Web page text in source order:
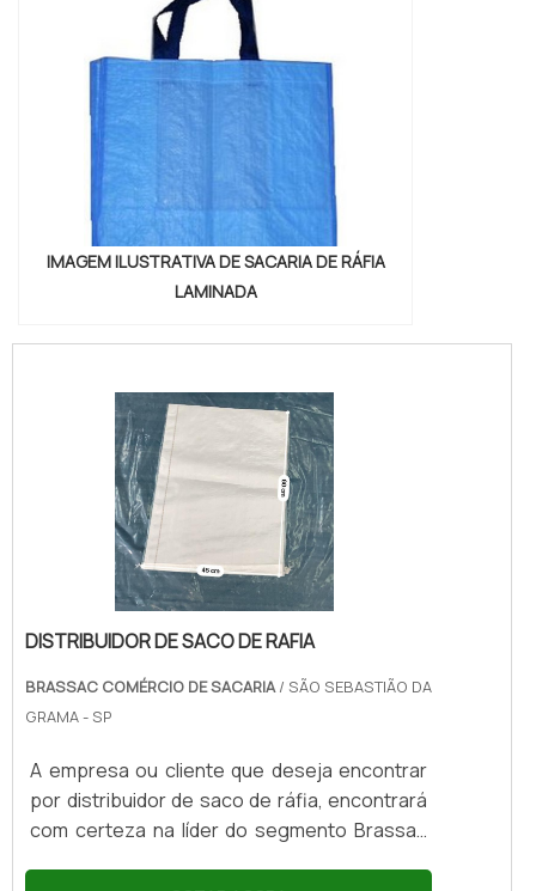
IMAGEM ILUSTRATIVA DE SACARIA DE RÁFIA
LAMINADA
DISTRIBUIDOR DE SACO DE RAFIA
BRASSAC COMÉRCIO DE SACARIA/ SÃO SEBASTIÃO DA
GRAMA - SP
A empresa ou cliente que deseja encontrar
por distribuidor de saco de ráfia, encontrará
com certeza na líder do segmento Brassac